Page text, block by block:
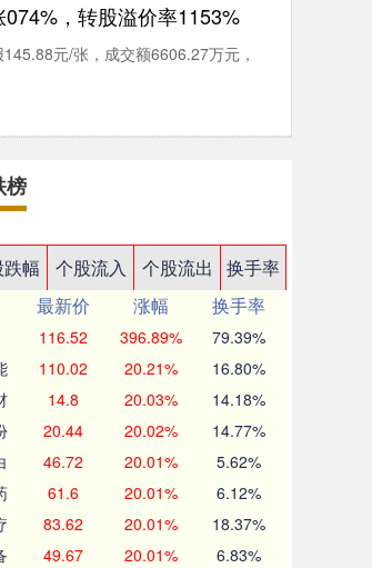
，转股溢价率1153%
元/张，成交额6606.27万元，
榜
幅 个股流入 个股流出
换手率
最新价 涨幅
换手率
116.52 396.89% 79.39%
110.02 20.21% 16.80%
14.8 20.03% 14.18%
20.44 20.02% 14.77%
46.72 20.01% 5.62%
61.6 20.01% 6.12%
83.62 20.01% 18.37%
49.67 20.01% 6.83%